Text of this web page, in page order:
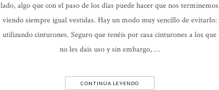
lado, algo que con el paso de los días puede hacer que nos terminemos
viendo siempre igual vestidas. Hay un modo muy sencillo de evitarlo:
utilizando cinturones. Seguro que tenéis por casa cinturones a los que
no les dais uso y sin embargo, …
CONTINÚA LEYENDO